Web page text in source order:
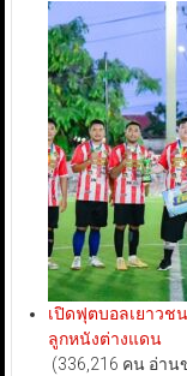
เปิดฟุตบอลเยาวช
ลูกหนังต่างแดน
(336,216 คน อ่า